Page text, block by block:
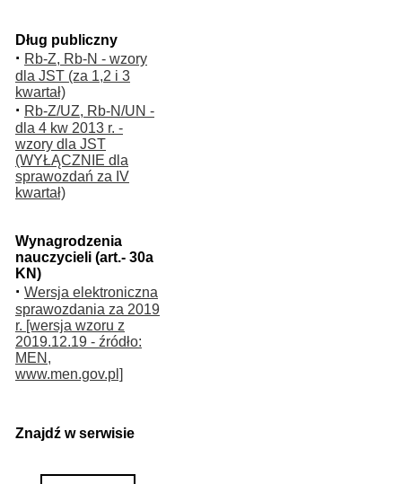
Dług publiczny
· Rb-Z, Rb-N - wzory
dla JST (za 1,2 i 3
kwartał)
· Rb-Z/UZ, Rb-N/UN -
dla 4 kw 2013 r. -
wzory dla JST
(WYŁĄCZNIE dla
sprawozdań za IV
kwartał)
Wynagrodzenia
nauczycieli (art.- 30a
KN)
· Wersja elektroniczna
sprawozdania za 2019
r. [wersja wzoru z
2019.12.19 - źródło:
MEN,
www.men.gov.pl]
Znajdź w serwisie